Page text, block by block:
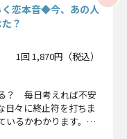
恋本音◆今、あの人
？
1回 1,870円（税込）
？ 毎日考えれば不安
日々に終止符を打ちま
いるかわかります。一